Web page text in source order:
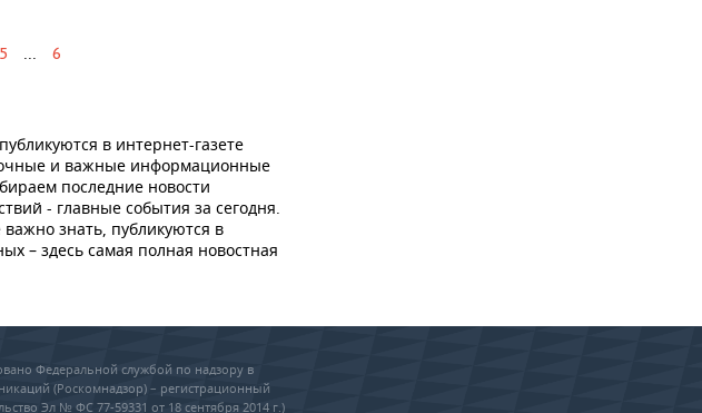
5 6
в интернет-газете
и важные информационные
последние новости
- главные события за сегодня.
знать, публикуются в
– здесь самая полная новостная
Федеральной службой по надзору в
(Роскомнадзор) – регистрационный
Эл № ФС 77-59331 от 18 сентября 2014 г.)